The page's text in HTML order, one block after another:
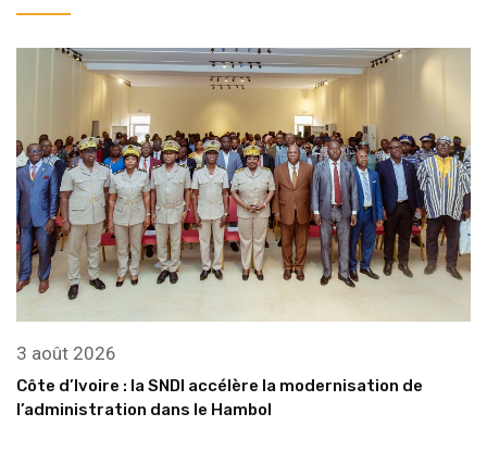
3 août 2026
Côte d’Ivoire : la SNDI accélère la modernisation de
l’administration dans le Hambol